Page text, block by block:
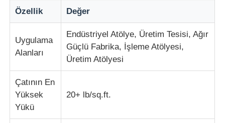
Çelik yapı deposu
Çelik yapı atölyesi
Çelik yapı yapısı
Özellik Değer
Uygulama
Alanları
Endüstriyel Atölye, Üretim Tesisi, Ağır
Güçlü Fabrika, İşleme Atölyesi,
Üretim Atölyesi
Çatının En
Yüksek
Yükü
20+ lb/sq.ft.